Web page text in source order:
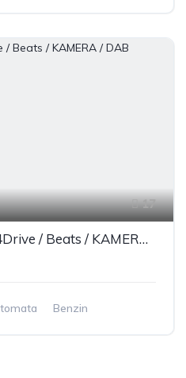
17
Seat Leon Cupra 300 4Drive / Beats / KAMERA / DAB
Benzin